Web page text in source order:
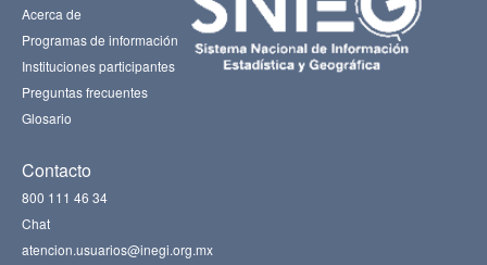
Acerca de
Programas de información
Instituciones participantes
Preguntas frecuentes
Glosario
Contacto
800 111 46 34
Chat
atencion.usuarios@inegi.org.mx